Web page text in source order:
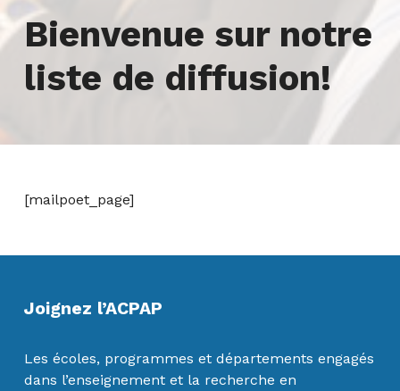
Bienvenue sur notre
liste de diffusion!
[mailpoet_page]
Skip back to main navigation
Joignez l’ACPAP
Les écoles, programmes et départements engagés
dans l’enseignement et la recherche en